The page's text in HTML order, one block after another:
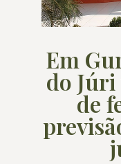
Em
do
de